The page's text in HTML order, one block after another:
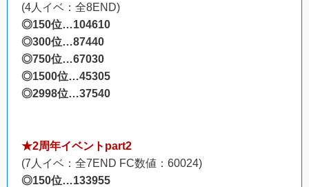
(4人イベ：全8END)
◎150位…104610
◎300位…87440
◎750位…67030
◎1500位…45305
◎2998位…37540
★2周年イベントpart2
(7人イベ：全7END FC数値：60024)
◎150位…133955